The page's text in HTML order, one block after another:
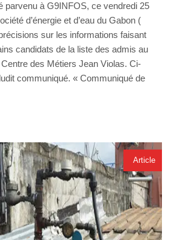
parvenu à G9INFOS, ce vendredi 25
d’énergie et d’eau du Gabon (
sur les informations faisant
candidats de la liste des admis au
des Métiers Jean Violas. Ci-
communiqué. « Communiqué de
Article